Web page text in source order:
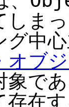
しま
グ中
オブ
象で
存在